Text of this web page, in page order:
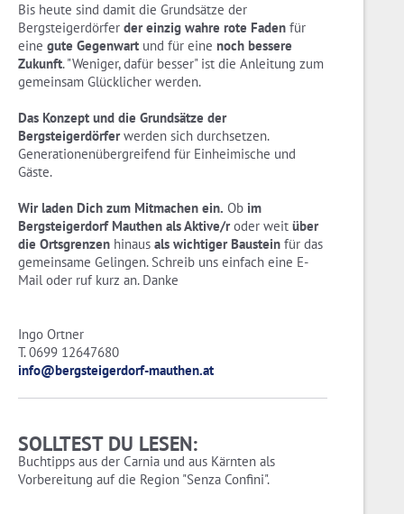
Bis heute sind damit die Grundsätze der
Bergsteigerdörfer der einzig wahre rote Faden für
eine gute Gegenwart und für eine noch bessere
Zukunft. "Weniger, dafür besser" ist die Anleitung zum
gemeinsam Glücklicher werden.
Das Konzept und die Grundsätze der
Bergsteigerdörferwerden sich durchsetzen.
Generationenübergreifend für Einheimische und
Gäste.
Wir laden Dich zum Mitmachen ein. Ob im
Bergsteigerdorf Mauthen als Aktive/roder weit über
die Ortsgrenzen hinaus als wichtiger Baustein für das
gemeinsame Gelingen. Schreib uns einfach eine E-
Mail oder ruf kurz an. Danke
Ingo Ortner
T. 0699 12647680
info@bergsteigerdorf-mauthen.at
SOLLTEST DU LESEN:
Buchtipps aus der Carnia und aus Kärnten als
Vorbereitung auf die Region "Senza Confini".